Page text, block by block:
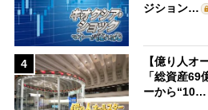
ジション…
4
【億り人オ
「総資産
ーから“10…